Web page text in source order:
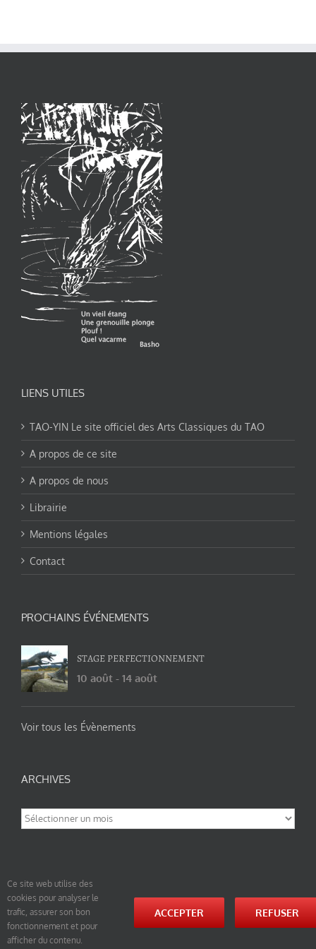
LIENS UTILES
TAO-YIN Le site officiel des Arts Classiques du TAO
A propos de ce site
A propos de nous
Librairie
Mentions légales
Contact
PROCHAINS ÉVÉNEMENTS
STAGE PERFECTIONNEMENT
10 août - 14 août
Voir tous les Évènements
ARCHIVES
Archives
© tao-yin.co © TAO-YIN.fr Georges Charles, Hormis les pages https://tao-yin.fr/georges-charles/
et https://tao-yin.fr/san-yiquan-le-poing-des-trois-harmonies/ sous licence Creative Commons
Paternité-Partage des Conditions Initiales à l’Identique 3.0 Unported (photos de ces pages non
Ce site web utilise des
cookies pour analyser le
trafic, assurer son bon
fonctionnement et pour
afficher du contenu.
ACCEPTER REFUSER